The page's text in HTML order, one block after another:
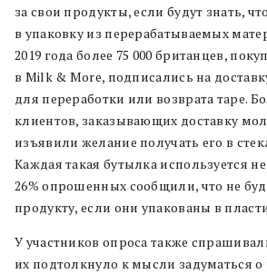
за свои продукты, если будут знать,
в упаковку из перерабатываемых
2019 года более 75 000 британцев,
в Milk & More, подписались на
для переработки или возврата таре.
клиентов, заказывающих доставку
изъявили желание получать его в
Каждая такая бутылка используется
26% опрошенных сообщили, что не
продукту, если они упакованы в
У участников опроса также
их подтолкнуло к мысли задуматься о